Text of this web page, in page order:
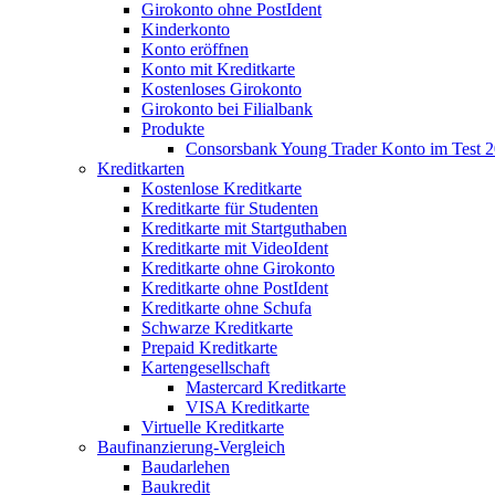
Girokonto ohne PostIdent
Kinderkonto
Konto eröffnen
Konto mit Kreditkarte
Kostenloses Girokonto
Girokonto bei Filialbank
Produkte
Consorsbank Young Trader Konto im Test
Kreditkarten
Kostenlose Kreditkarte
Kreditkarte für Studenten
Kreditkarte mit Startguthaben
Kreditkarte mit VideoIdent
Kreditkarte ohne Girokonto
Kreditkarte ohne PostIdent
Kreditkarte ohne Schufa
Schwarze Kreditkarte
Prepaid Kreditkarte
Kartengesellschaft
Mastercard Kreditkarte
VISA Kreditkarte
Virtuelle Kreditkarte
Baufinanzierung-Vergleich
Baudarlehen
Baukredit